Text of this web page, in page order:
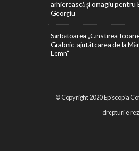
arhierească și omagiu pentru
Georgiu
Sărbătoarea „Cinstirea
Grabnic-ajutătoarea de la
Lemn”
© Copyright 2020 Episcopia
drepturile